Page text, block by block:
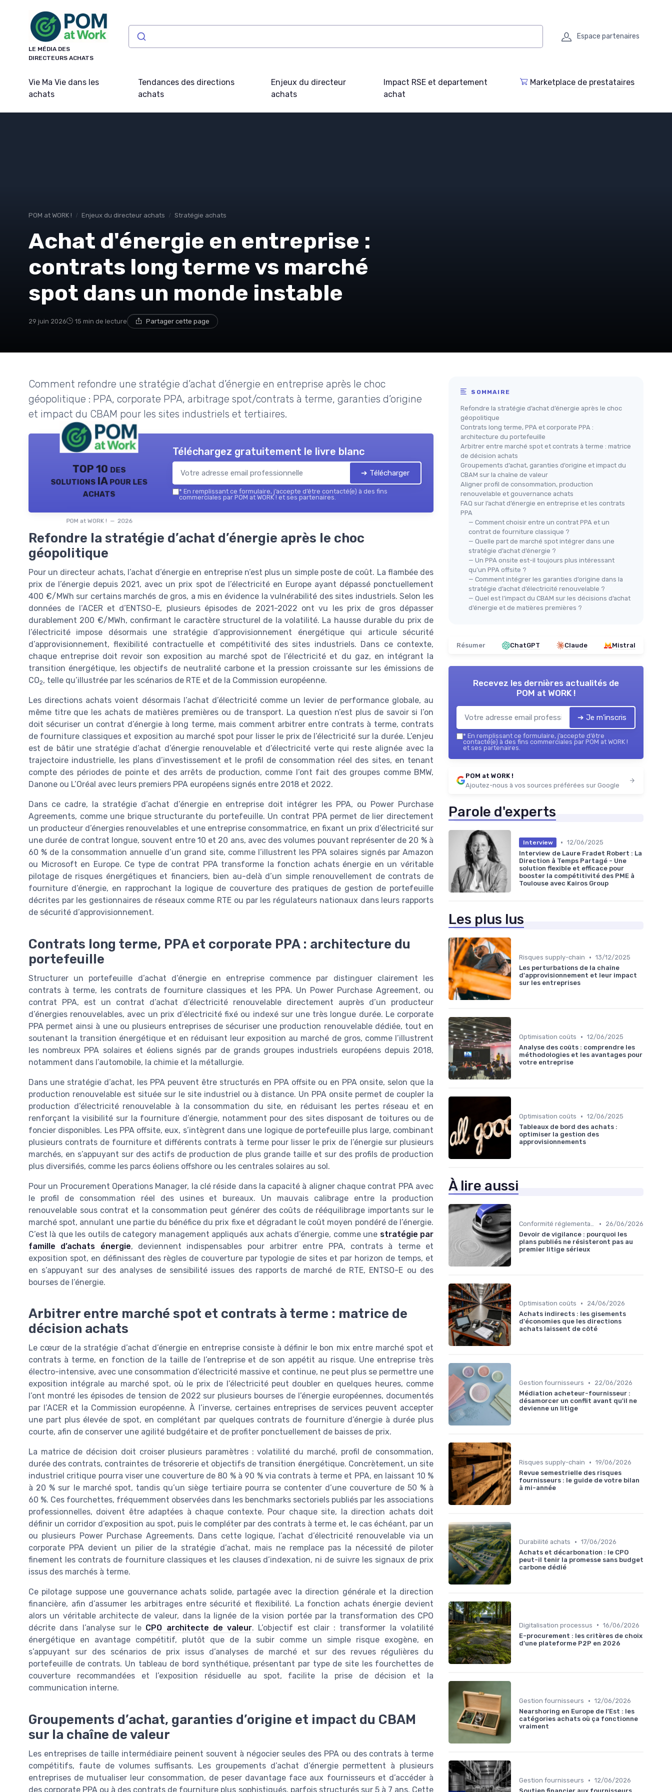
LE MÉDIA DES
DIRECTEURS ACHATS
Espace partenaires
Vie Ma Vie dans les
achats
Tendances des directions
achats
Enjeux du directeur
achats
Impact RSE et departement
achat
Marketplace de prestataires
POM at WORK ! Enjeux du directeur achats Stratégie achats
Achat d'énergie en entreprise :
contrats long terme vs marché
spot dans un monde instable
29 juin 2026 15 min de lecture Partager cette page
Comment refondre une stratégie d’achat d’énergie en entreprise après le choc
géopolitique : PPA, corporate PPA, arbitrage spot/contrats à terme, garanties d’origine
et impact du CBAM pour les sites industriels et tertiaires.
TOP 10 des
solutions IA pour les
achats
POM at WORK ! — 2026
Téléchargez gratuitement le livre blanc
➔ Télécharger
* En remplissant ce formulaire, j’accepte d’être contacté(e) à des fins
commerciales par POM at WORK ! et ses partenaires.
Refondre la stratégie d’achat d’énergie après le choc
géopolitique
Pour un directeur achats, l’achat d’énergie en entreprise n’est plus un simple poste de coût. La flambée des
prix de l’énergie depuis 2021, avec un prix spot de l’électricité en Europe ayant dépassé ponctuellement
400 €/MWh sur certains marchés de gros, a mis en évidence la vulnérabilité des sites industriels. Selon les
données de l’ACER et d’ENTSO-E, plusieurs épisodes de 2021-2022 ont vu les prix de gros dépasser
durablement 200 €/MWh, confirmant le caractère structurel de la volatilité. La hausse durable du prix de
l’électricité impose désormais une stratégie d’approvisionnement énergétique qui articule sécurité
d’approvisionnement, flexibilité contractuelle et compétitivité des sites industriels. Dans ce contexte,
chaque entreprise doit revoir son exposition au marché spot de l’électricité et du gaz, en intégrant la
transition énergétique, les objectifs de neutralité carbone et la pression croissante sur les émissions de
CO2, telle qu’illustrée par les scénarios de RTE et de la Commission européenne.
Les directions achats voient désormais l’achat d’électricité comme un levier de performance globale, au
même titre que les achats de matières premières ou de transport. La question n’est plus de savoir si l’on
doit sécuriser un contrat d’énergie à long terme, mais comment arbitrer entre contrats à terme, contrats
de fourniture classiques et exposition au marché spot pour lisser le prix de l’électricité sur la durée. L’enjeu
est de bâtir une stratégie d’achat d’énergie renouvelable et d’électricité verte qui reste alignée avec la
trajectoire industrielle, les plans d’investissement et le profil de consommation réel des sites, en tenant
compte des périodes de pointe et des arrêts de production, comme l’ont fait des groupes comme BMW,
Danone ou L’Oréal avec leurs premiers PPA européens signés entre 2018 et 2022.
Dans ce cadre, la stratégie d’achat d’énergie en entreprise doit intégrer les PPA, ou Power Purchase
Agreements, comme une brique structurante du portefeuille. Un contrat PPA permet de lier directement
un producteur d’énergies renouvelables et une entreprise consommatrice, en fixant un prix d’électricité sur
une durée de contrat longue, souvent entre 10 et 20 ans, avec des volumes pouvant représenter de 20 % à
60 % de la consommation annuelle d’un grand site, comme l’illustrent les PPA solaires signés par Amazon
ou Microsoft en Europe. Ce type de contrat PPA transforme la fonction achats énergie en un véritable
pilotage de risques énergétiques et financiers, bien au-delà d’un simple renouvellement de contrats de
fourniture d’énergie, en rapprochant la logique de couverture des pratiques de gestion de portefeuille
décrites par les gestionnaires de réseaux comme RTE ou par les régulateurs nationaux dans leurs rapports
de sécurité d’approvisionnement.
Contrats long terme, PPA et corporate PPA : architecture du
portefeuille
Structurer un portefeuille d’achat d’énergie en entreprise commence par distinguer clairement les
contrats à terme, les contrats de fourniture classiques et les PPA. Un Power Purchase Agreement, ou
contrat PPA, est un contrat d’achat d’électricité renouvelable directement auprès d’un producteur
d’énergies renouvelables, avec un prix d’électricité fixé ou indexé sur une très longue durée. Le corporate
PPA permet ainsi à une ou plusieurs entreprises de sécuriser une production renouvelable dédiée, tout en
soutenant la transition énergétique et en réduisant leur exposition au marché de gros, comme l’illustrent
les nombreux PPA solaires et éoliens signés par de grands groupes industriels européens depuis 2018,
notamment dans l’automobile, la chimie et la métallurgie.
Dans une stratégie d’achat, les PPA peuvent être structurés en PPA offsite ou en PPA onsite, selon que la
production renouvelable est située sur le site industriel ou à distance. Un PPA onsite permet de coupler la
production d’électricité renouvelable à la consommation du site, en réduisant les pertes réseau et en
renforçant la visibilité sur la fourniture d’énergie, notamment pour des sites disposant de toitures ou de
foncier disponibles. Les PPA offsite, eux, s’intègrent dans une logique de portefeuille plus large, combinant
plusieurs contrats de fourniture et différents contrats à terme pour lisser le prix de l’énergie sur plusieurs
marchés, en s’appuyant sur des actifs de production de plus grande taille et sur des profils de production
plus diversifiés, comme les parcs éoliens offshore ou les centrales solaires au sol.
Pour un Procurement Operations Manager, la clé réside dans la capacité à aligner chaque contrat PPA avec
le profil de consommation réel des usines et bureaux. Un mauvais calibrage entre la production
renouvelable sous contrat et la consommation peut générer des coûts de rééquilibrage importants sur le
marché spot, annulant une partie du bénéfice du prix fixe et dégradant le coût moyen pondéré de l’énergie.
C’est là que les outils de category management appliqués aux achats d’énergie, comme une stratégie par
famille d’achats énergie, deviennent indispensables pour arbitrer entre PPA, contrats à terme et
exposition spot, en définissant des règles de couverture par typologie de sites et par horizon de temps, et
en s’appuyant sur des analyses de sensibilité issues des rapports de marché de RTE, ENTSO-E ou des
bourses de l’énergie.
Arbitrer entre marché spot et contrats à terme : matrice de
décision achats
Le cœur de la stratégie d’achat d’énergie en entreprise consiste à définir le bon mix entre marché spot et
contrats à terme, en fonction de la taille de l’entreprise et de son appétit au risque. Une entreprise très
électro-intensive, avec une consommation d’électricité massive et continue, ne peut plus se permettre une
exposition intégrale au marché spot, où le prix de l’électricité peut doubler en quelques heures, comme
l’ont montré les épisodes de tension de 2022 sur plusieurs bourses de l’énergie européennes, documentés
par l’ACER et la Commission européenne. À l’inverse, certaines entreprises de services peuvent accepter
une part plus élevée de spot, en complétant par quelques contrats de fourniture d’énergie à durée plus
courte, afin de conserver une agilité budgétaire et de profiter ponctuellement de baisses de prix.
La matrice de décision doit croiser plusieurs paramètres : volatilité du marché, profil de consommation,
durée des contrats, contraintes de trésorerie et objectifs de transition énergétique. Concrètement, un site
industriel critique pourra viser une couverture de 80 % à 90 % via contrats à terme et PPA, en laissant 10 %
à 20 % sur le marché spot, tandis qu’un siège tertiaire pourra se contenter d’une couverture de 50 % à
60 %. Ces fourchettes, fréquemment observées dans les benchmarks sectoriels publiés par les associations
professionnelles, doivent être adaptées à chaque contexte. Pour chaque site, la direction achats doit
définir un corridor d’exposition au spot, puis le compléter par des contrats à terme et, le cas échéant, par un
ou plusieurs Power Purchase Agreements. Dans cette logique, l’achat d’électricité renouvelable via un
corporate PPA devient un pilier de la stratégie d’achat, mais ne remplace pas la nécessité de piloter
finement les contrats de fourniture classiques et les clauses d’indexation, ni de suivre les signaux de prix
issus des marchés à terme.
Ce pilotage suppose une gouvernance achats solide, partagée avec la direction générale et la direction
financière, afin d’assumer les arbitrages entre sécurité et flexibilité. La fonction achats énergie devient
alors un véritable architecte de valeur, dans la lignée de la vision portée par la transformation des CPO
décrite dans l’analyse sur le CPO architecte de valeur. L’objectif est clair : transformer la volatilité
énergétique en avantage compétitif, plutôt que de la subir comme un simple risque exogène, en
s’appuyant sur des scénarios de prix issus d’analyses de marché et sur des revues régulières du
portefeuille de contrats. Un tableau de bord synthétique, présentant par type de site les fourchettes de
couverture recommandées et l’exposition résiduelle au spot, facilite la prise de décision et la
communication interne.
Groupements d’achat, garanties d’origine et impact du CBAM
sur la chaîne de valeur
Les entreprises de taille intermédiaire peinent souvent à négocier seules des PPA ou des contrats à terme
compétitifs, faute de volumes suffisants. Les groupements d’achat d’énergie permettent à plusieurs
entreprises de mutualiser leur consommation, de peser davantage face aux fournisseurs et d’accéder à
des corporate PPA ou à des contrats de fourniture plus sophistiqués, parfois structurés sur 5 à 7 ans. Cette
SOMMAIRE
Refondre la stratégie d’achat d’énergie après le choc
géopolitique
Contrats long terme, PPA et corporate PPA :
architecture du portefeuille
Arbitrer entre marché spot et contrats à terme : matrice
de décision achats
Groupements d’achat, garanties d’origine et impact du
CBAM sur la chaîne de valeur
Aligner profil de consommation, production
renouvelable et gouvernance achats
FAQ sur l’achat d’énergie en entreprise et les contrats
PPA
— Comment choisir entre un contrat PPA et un
contrat de fourniture classique ?
— Quelle part de marché spot intégrer dans une
stratégie d’achat d’énergie ?
— Un PPA onsite est-il toujours plus intéressant
qu’un PPA offsite ?
— Comment intégrer les garanties d’origine dans la
stratégie d’achat d’électricité renouvelable ?
— Quel est l’impact du CBAM sur les décisions d’achat
d’énergie et de matières premières ?
Résumer ChatGPT Claude Mistral
Recevez les dernières actualités de
POM at WORK !
➔ Je m'inscris
* En remplissant ce formulaire, j’accepte d’être
contacté(e) à des fins commerciales par POM at WORK !
et ses partenaires.
POM at WORK !
Ajoutez-nous à vos sources préférées sur Google
Parole d'experts
Interview • 12/06/2025
Interview de Laure Fradet Robert : La
Direction à Temps Partagé - Une
solution flexible et efficace pour
booster la compétitivité des PME à
Toulouse avec Kairos Group
Les plus lus
Risques supply-chain • 13/12/2025
Les perturbations de la chaîne
d'approvisionnement et leur impact
sur les entreprises
Optimisation coûts • 12/06/2025
Analyse des coûts : comprendre les
méthodologies et les avantages pour
votre entreprise
Optimisation coûts • 12/06/2025
Tableaux de bord des achats :
optimiser la gestion des
approvisionnements
À lire aussi
Conformité réglementaire •
26/06/2026
Devoir de vigilance : pourquoi les
plans publiés ne résisteront pas au
premier litige sérieux
Optimisation coûts •
24/06/2026
Achats indirects : les gisements
d'économies que les directions
achats laissent de côté
Gestion fournisseurs •
22/06/2026
Médiation acheteur-fournisseur :
désamorcer un conflit avant qu'il ne
devienne un litige
Risques supply-chain • 19/06/2026
Revue semestrielle des risques
fournisseurs : le guide de votre bilan
à mi-année
Durabilité achats • 17/06/2026
Achats et décarbonation : le CPO
peut-il tenir la promesse sans budget
carbone dédié
Digitalisation processus • 16/06/2026
E-procurement : les critères de choix
d'une plateforme P2P en 2026
Gestion fournisseurs • 12/06/2026
Nearshoring en Europe de l'Est : les
catégories achats où ça fonctionne
vraiment
Gestion fournisseurs • 12/06/2026